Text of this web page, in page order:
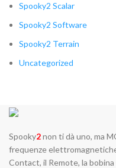
Spooky2 Scalar
Spooky2 Software
Spooky2 Terrain
Uncategorized
Spooky2non ti dà uno, ma
frequenze
Contact, il Remote, la